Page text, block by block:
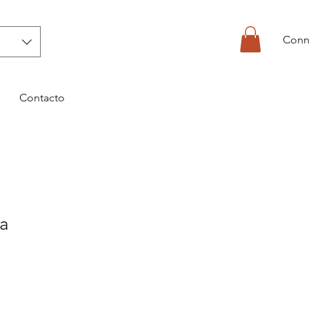
Contacto